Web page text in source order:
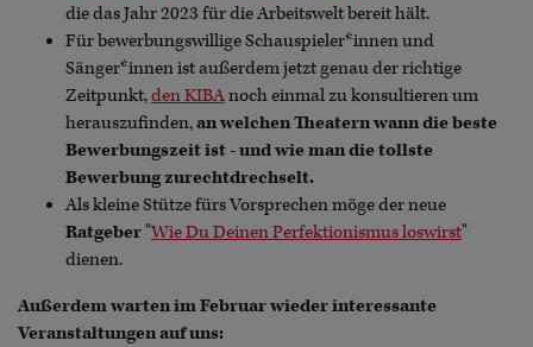
die das Jahr 2023 für die Arbeitswelt bereit hält.
Für bewerbungswillige Schauspieler*innen und
Sänger*innen ist außerdem jetzt genau der richtige
Zeitpunkt,den KIBAnoch einmal zu konsultieren um
herauszufinden,an welchen Theatern wann die beste
Bewerbungszeit ist - und wie man die tollste
Bewerbung zurechtdrechselt.
Als kleine Stütze fürs Vorsprechen möge der neue
Ratgeber"Wie Du Deinen Perfektionismus loswirst"
dienen.
Außerdem warten im Februar wieder interessante
Veranstaltungen auf uns: